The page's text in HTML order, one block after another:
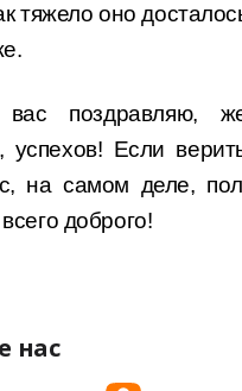
тяжело оно
поздравляю,
успехов! Если
на самом деле,
доброго!
нас